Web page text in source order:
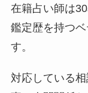
在籍占い師は
鑑定歴を持つ
す。
対応している